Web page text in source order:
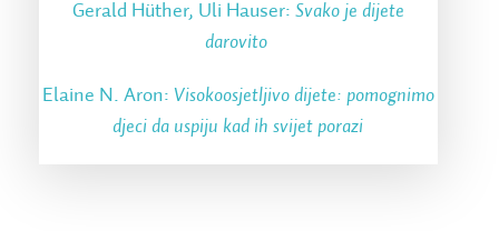
Gerald Hüther, Uli Hauser: Svako je dijete
darovito
Elaine N. Aron: Visokoosjetljivo dijete: pomognimo
djeci da uspiju kad ih svijet porazi